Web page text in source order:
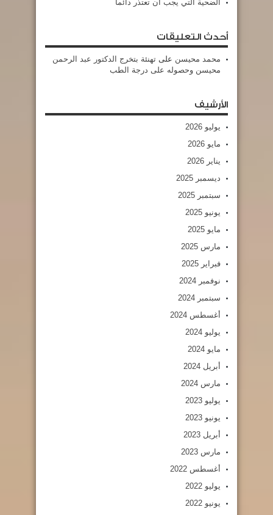
الضحية التي يجب أن تعتذر دائما
أحدث التعليقات
محمد محيسن على تهنئة بتخرج الدكتور عبد الرحمن
محيسن وحصوله على درجة الطب
الأرشيف
يوليو 2026
مايو 2026
يناير 2026
ديسمبر 2025
سبتمبر 2025
يونيو 2025
مايو 2025
مارس 2025
فبراير 2025
نوفمبر 2024
سبتمبر 2024
أغسطس 2024
يوليو 2024
مايو 2024
أبريل 2024
مارس 2024
يوليو 2023
يونيو 2023
أبريل 2023
مارس 2023
أغسطس 2022
يوليو 2022
يونيو 2022